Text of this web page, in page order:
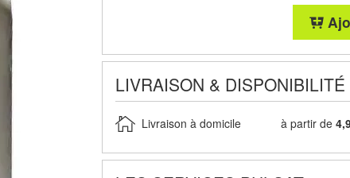
LIVRAISON & DISPONIBILITÉ
Livraison à domicile à partir de